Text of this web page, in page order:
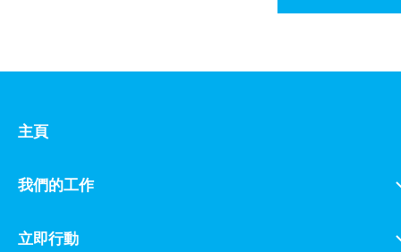
主頁
我們的工作
立即行動